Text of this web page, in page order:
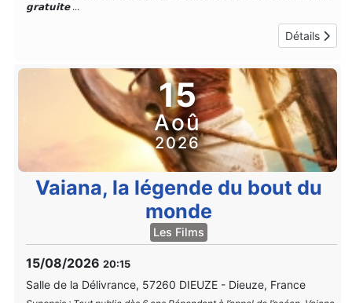
𝗴𝗿𝗮𝘁𝘂𝗶𝘁𝗲...
Détails
15
Aoû
2026
Vaiana, la légende du bout du
monde
Les Films
15/08/2026 20:15
Salle de la Délivrance, 57260 DIEUZE - Dieuze, France